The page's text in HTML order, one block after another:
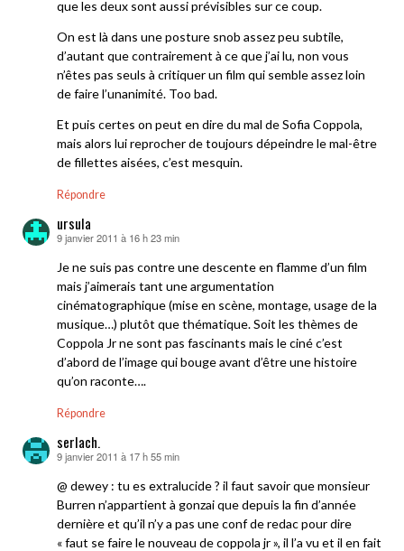
que les deux sont aussi prévisibles sur ce coup.
On est là dans une posture snob assez peu subtile,
d’autant que contrairement à ce que j’ai lu, non vous
n’êtes pas seuls à critiquer un film qui semble assez loin
de faire l’unanimité. Too bad.
Et puis certes on peut en dire du mal de Sofia Coppola,
mais alors lui reprocher de toujours dépeindre le mal-être
de fillettes aisées, c’est mesquin.
Répondre
ursula
dit :
9 janvier 2011 à 16 h 23 min
Je ne suis pas contre une descente en flamme d’un film
mais j’aimerais tant une argumentation
cinématographique (mise en scène, montage, usage de la
musique…) plutôt que thématique. Soit les thèmes de
Coppola Jr ne sont pas fascinants mais le ciné c’est
d’abord de l’image qui bouge avant d’être une histoire
qu’on raconte….
Répondre
serlach.
dit :
9 janvier 2011 à 17 h 55 min
@ dewey : tu es extralucide ? il faut savoir que monsieur
Burren n’appartient à gonzai que depuis la fin d’année
dernière et qu’il n’y a pas une conf de redac pour dire
« faut se faire le nouveau de coppola jr », il l’a vu et il en fait